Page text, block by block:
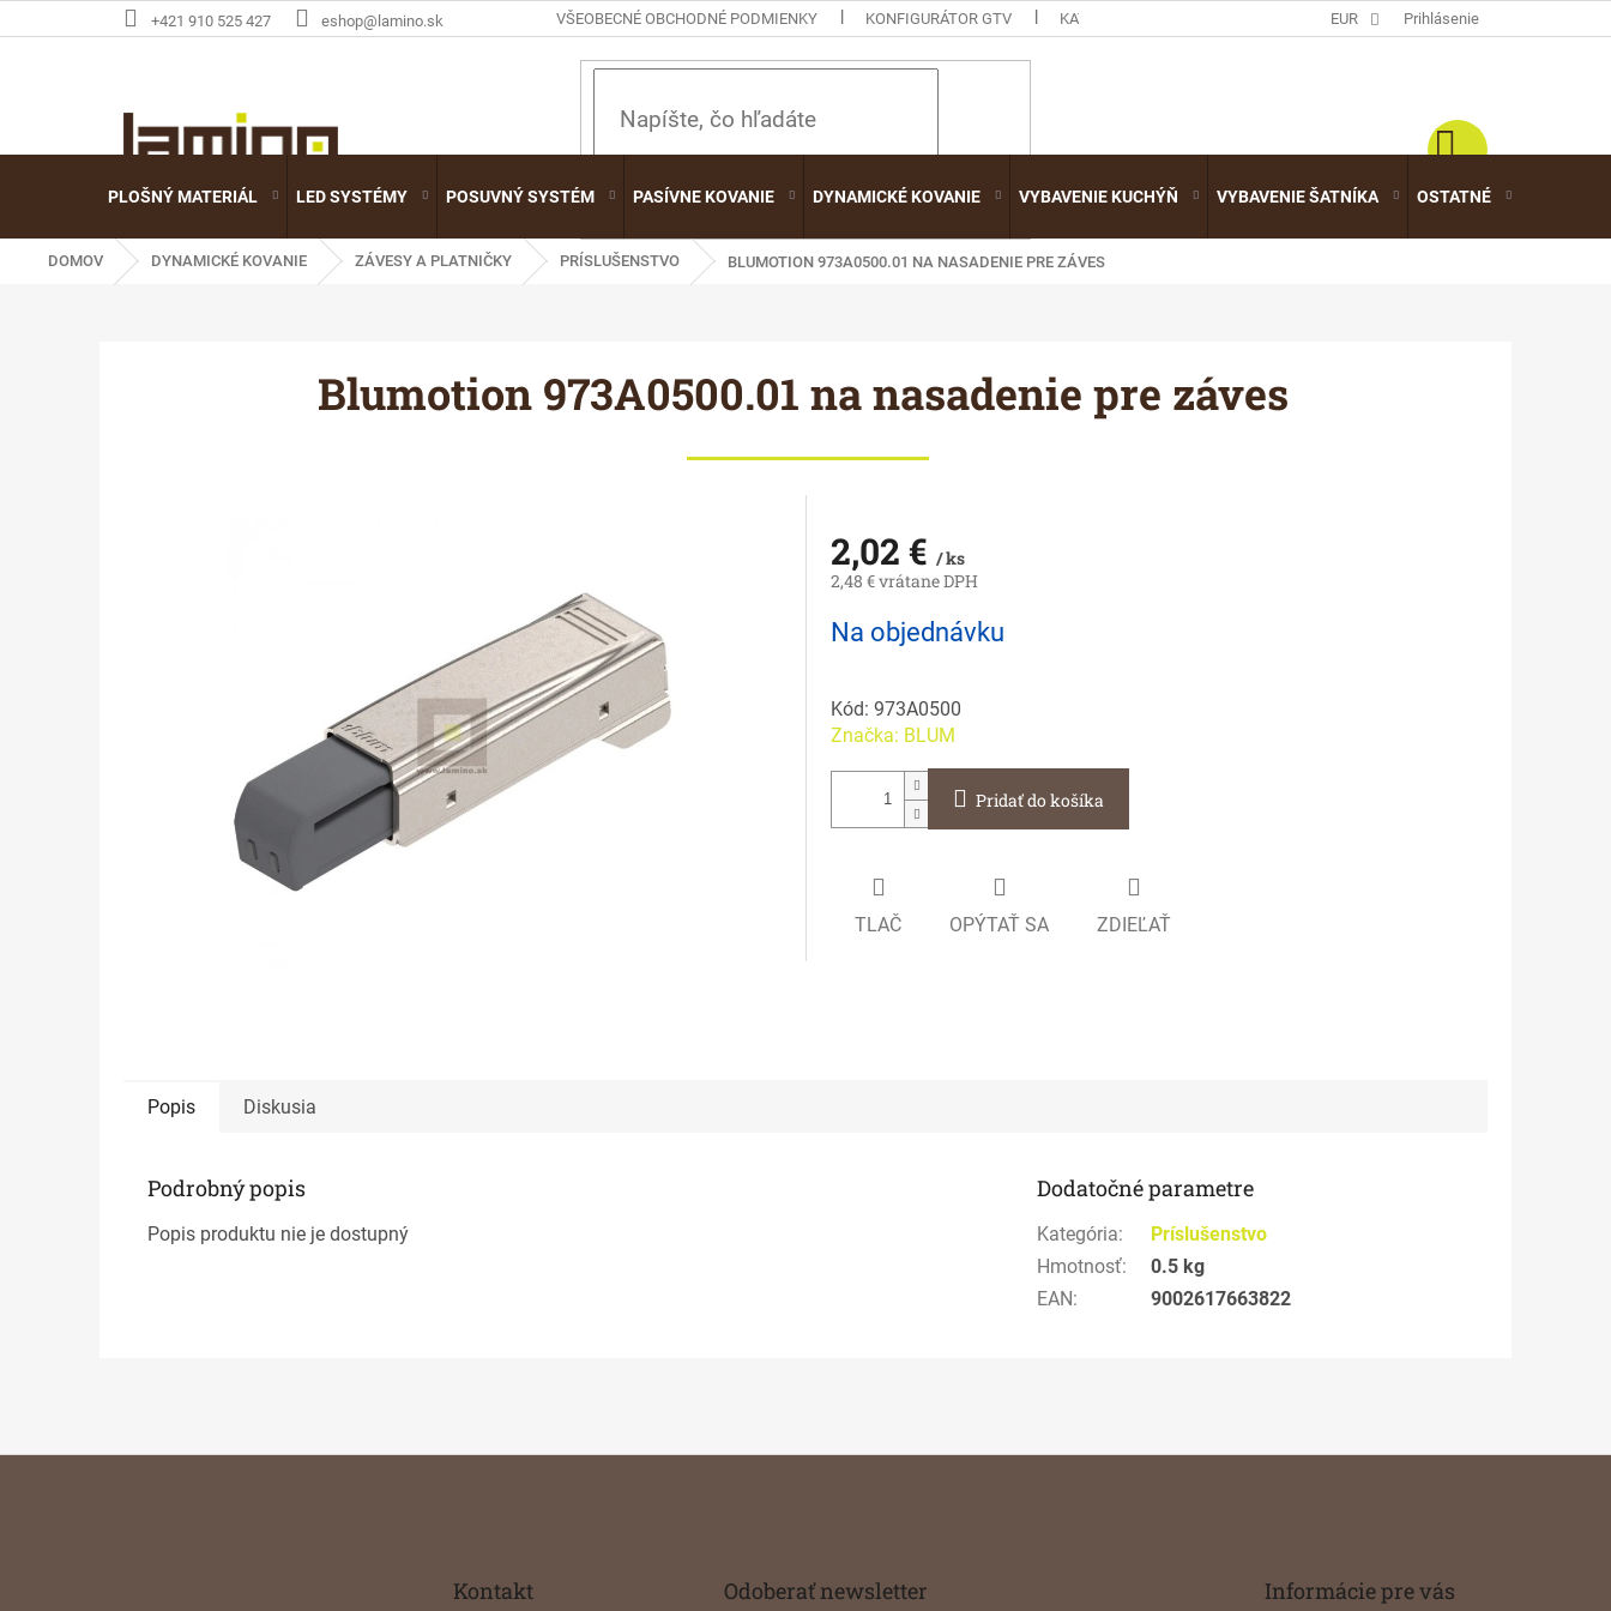
na
+421 910 525 427 eshop@lamino.sk VŠEOBECNÉ OBCHODNÉ PODMIENKY KONFIGURÁTOR GTV KATALÓGY EUR Prihlásenie
HĽADAŤ
PLOŠNÝ MATERIÁL LED SYSTÉMY POSUVNÝ SYSTÉM PASÍVNE KOVANIE DYNAMICKÉ KOVANIE VYBAVENIE KUCHÝŇ VYBAVENIE ŠATNÍKA OSTATNÉ
DOMOV DYNAMICKÉ KOVANIE ZÁVESY A PLATNIČKY PRÍSLUŠENSTVO BLUMOTION 973A0500.01 NA NASADENIE PRE ZÁVES
Blumotion 973A0500.01 na nasadenie pre záves
2,02 € / ks
2,48 € vrátane DPH
Jednotková
cena:
Na objednávku
Kód: 973A0500
Značka: BLUM
Pridať do košíka
TLAČ OPÝTAŤ SA ZDIEĽAŤ
Popis Diskusia
Podrobný popis
Popis produktu nie je dostupný
Dodatočné parametre
Kategória:
Príslušenstvo
Hmotnosť:
0.5 kg
EAN: 9002617663822
Kontakt Odoberať newsletter Informácie pre vás